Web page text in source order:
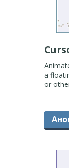
a
or